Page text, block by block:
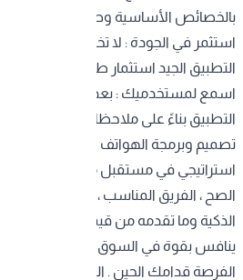
بالخصائص الأساسية وطور بالتدريج .
استثمر في الجودة : لا تختار الخيار
التطبيق الجيد استثمار طويل الأمد .
اسمع لمستخدميك : بعد الإطلاق ، خذ
التطبيق بناءً على ملاحظاتهم .
تصميم وبرمجة الهواتف الذكية
مو بس
استراتيجي في مستقبل مشروعك . مع
الصح ، الفريق المناسب ، وفهم واضح لـ
الذكية وما تقدمه من قيمة ، تقدر تبني
ينافس بقوة في السوق السعودي .
الفرصة قدامك الحين . العالم الرقمي ما